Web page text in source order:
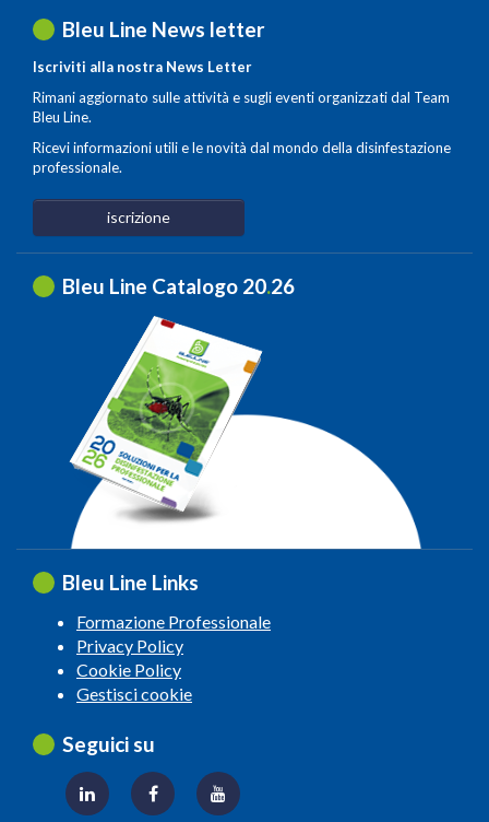
Bleu Line News letter
Iscriviti alla nostra News Letter
Rimani aggiornato sulle attività e sugli eventi organizzati dal Team
Bleu Line.
Ricevi informazioni utili e le novità dal mondo della disinfestazione
professionale.
iscrizione
Bleu Line Catalogo 20.26
Bleu Line Links
Formazione Professionale
Privacy Policy
Cookie Policy
Gestisci cookie
Seguici su